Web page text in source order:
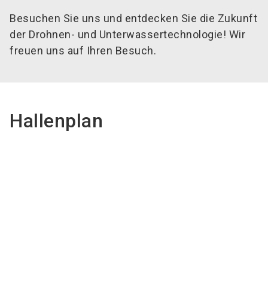
Besuchen Sie uns und entdecken Sie die Zukunft
der Drohnen- und Unterwassertechnologie! Wir
freuen uns auf Ihren Besuch.
Hallenplan